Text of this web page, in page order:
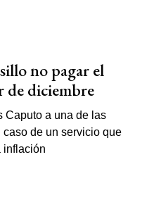
no pagar el
de diciembre